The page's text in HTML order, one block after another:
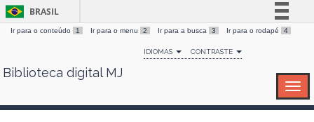
Skip
BRASIL
Simplifique!
Comunica BR
Ir para o conteúdo 1 Ir para o menu 2 Ir para a busca 3 Ir para o rodapé 4
IDIOMAS CONTRASTE
Biblioteca digital MJ